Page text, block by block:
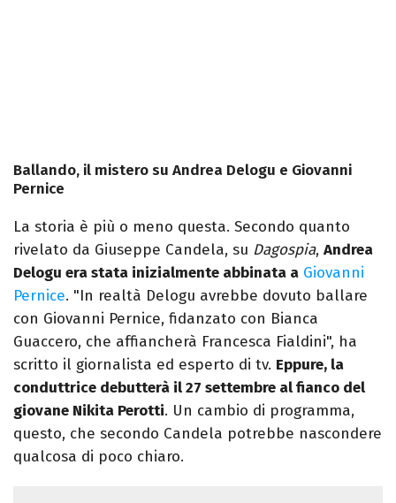
Ballando, il mistero su Andrea Delogu e Giovanni
Pernice
La storia è più o meno questa. Secondo quanto
rivelato da Giuseppe Candela, su Dagospia, Andrea
Delogu era stata inizialmente abbinata a Giovanni
Pernice. "In realtà Delogu avrebbe dovuto ballare
con Giovanni Pernice, fidanzato con Bianca
Guaccero, che affiancherà Francesca Fialdini", ha
scritto il giornalista ed esperto di tv. Eppure, la
conduttrice debutterà il 27 settembre al fianco del
giovane Nikita Perotti. Un cambio di programma,
questo, che secondo Candela potrebbe nascondere
qualcosa di poco chiaro.